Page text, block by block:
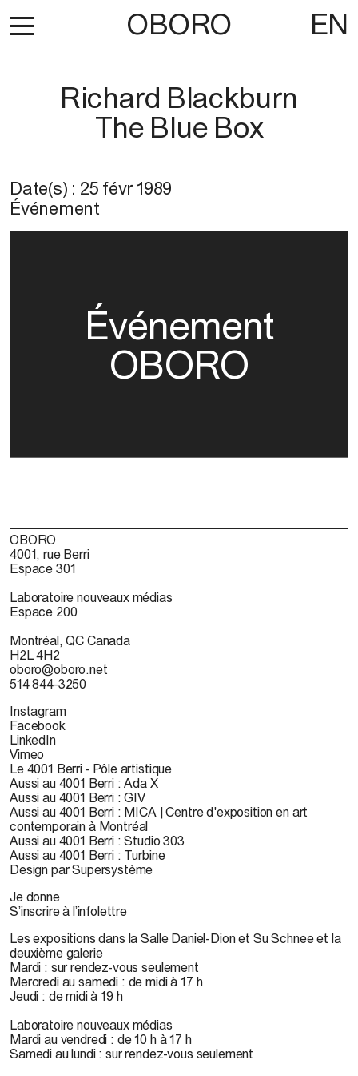
OBORO EN
Richard Blackburn
The Blue Box
Date(s) : 25 févr 1989
Événement
Événement
OBORO
OBORO
4001, rue Berri
Espace 301
Laboratoire nouveaux médias
Espace 200
Montréal, QC Canada
H2L 4H2
oboro@oboro.net
514 844-3250
Instagram
Facebook
LinkedIn
Vimeo
Le 4001 Berri - Pôle artistique
Aussi au 4001 Berri : Ada X
Aussi au 4001 Berri : GIV
Aussi au 4001 Berri : MICA | Centre d'exposition en art
contemporain à Montréal
Aussi au 4001 Berri : Studio 303
Aussi au 4001 Berri : Turbine
Design par Supersystème
Je donne
S’inscrire à l’infolettre
Les expositions dans la Salle Daniel-Dion et Su Schnee et la
deuxième galerie
Mardi : sur rendez-vous seulement
Mercredi au samedi : de midi à 17 h
Jeudi : de midi à 19 h
Laboratoire nouveaux médias
Mardi au vendredi : de 10 h à 17 h
Samedi au lundi : sur rendez-vous seulement